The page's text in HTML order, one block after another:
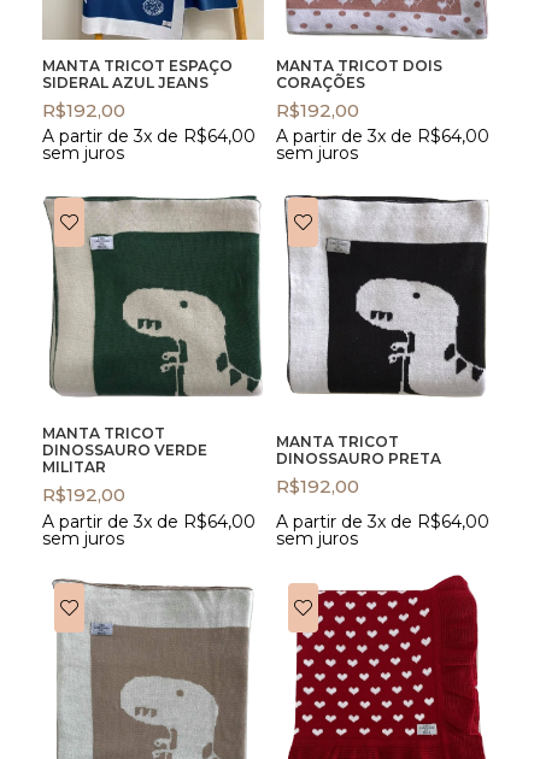
MANTA TRICOT ESPAÇO
SIDERAL AZUL JEANS
R$192,00
A partir de 3x de R$64,00
sem juros
MANTA TRICOT DOIS
CORAÇÕES
R$192,00
A partir de 3x de R$64,00
sem juros
MANTA TRICOT
DINOSSAURO VERDE
MILITAR
R$192,00
A partir de 3x de R$64,00
sem juros
MANTA TRICOT
DINOSSAURO PRETA
R$192,00
A partir de 3x de R$64,00
sem juros